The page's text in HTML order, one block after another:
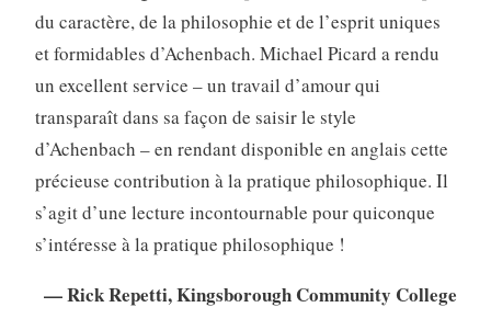
du caractère, de la philosophie et de l’esprit uniques
et formidables d’Achenbach. Michael Picard a rendu
un excellent service – un travail d’amour qui
transparaît dans sa façon de saisir le style
d’Achenbach – en rendant disponible en anglais cette
précieuse contribution à la pratique philosophique. Il
s’agit d’une lecture incontournable pour quiconque
s’intéresse à la pratique philosophique !
— Rick Repetti, Kingsborough Community College